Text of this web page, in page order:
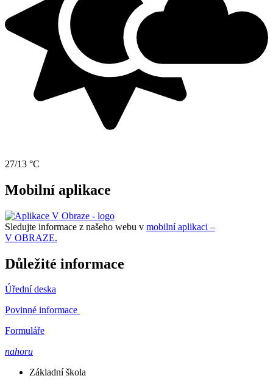
27/13 °C
Mobilní aplikace
Sledujte informace z našeho webu v mobilní aplikaci –
V OBRAZE.
Důležité informace
Úřední deska
Povinné informace
Formuláře
nahoru
Základní škola